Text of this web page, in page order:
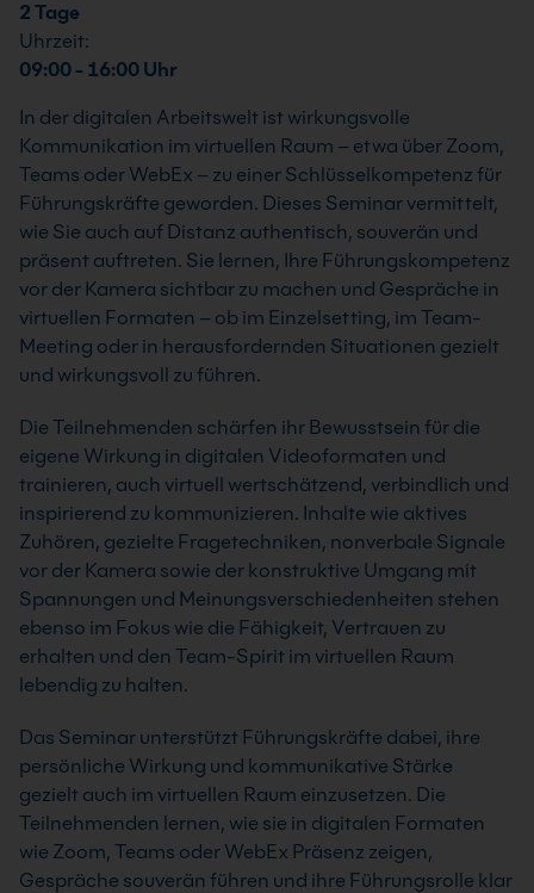
2 Tage
Uhrzeit:
09:00 - 16:00 Uhr
In der digitalen Arbeitswelt ist wirkungsvolle
Kommunikation im virtuellen Raum – etwa über Zoom,
Teams oder WebEx – zu einer Schlüsselkompetenz für
Führungskräfte geworden. Dieses Seminar vermittelt,
wie Sie auch auf Distanz authentisch, souverän und
präsent auftreten. Sie lernen, Ihre Führungskompetenz
vor der Kamera sichtbar zu machen und Gespräche in
virtuellen Formaten – ob im Einzelsetting, im Team-
Meeting oder in herausfordernden Situationen gezielt
und wirkungsvoll zu führen.
Die Teilnehmenden schärfen ihr Bewusstsein für die
eigene Wirkung in digitalen Videoformaten und
trainieren, auch virtuell wertschätzend, verbindlich und
inspirierend zu kommunizieren. Inhalte wie aktives
Zuhören, gezielte Fragetechniken, nonverbale Signale
vor der Kamera sowie der konstruktive Umgang mit
Spannungen und Meinungsverschiedenheiten stehen
ebenso im Fokus wie die Fähigkeit, Vertrauen zu
erhalten und den Team-Spirit im virtuellen Raum
lebendig zu halten.
Das Seminar unterstützt Führungskräfte dabei, ihre
persönliche Wirkung und kommunikative Stärke
gezielt auch im virtuellen Raum einzusetzen. Die
Teilnehmenden lernen, wie sie in digitalen Formaten
wie Zoom, Teams oder WebEx Präsenz zeigen,
Gespräche souverän führen und ihre Führungsrolle klar